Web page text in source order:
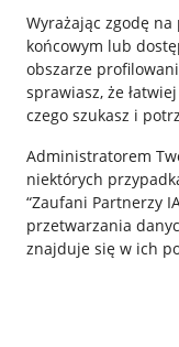
Wyrażając zgodę
końcowym lub
obszarze
sprawiasz, że
czego szukasz i
Administratorem
niektórych
“Zaufani Partnerzy
przetwarzania
znajduje się w ich
Przydatne
Jak to działa
Napisz do nas
Allegro Gadane